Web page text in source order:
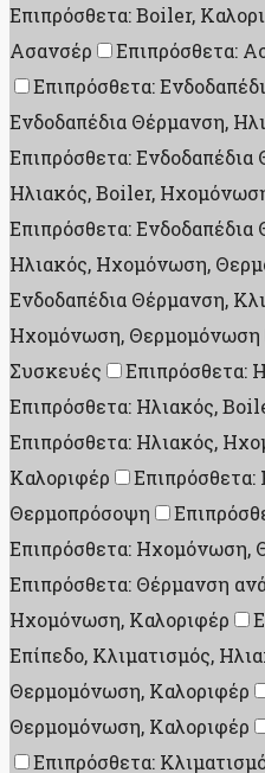
Επιπρόσθετα: Boiler,
Ασανσέρ
Επιπρόσθετα:
Επιπρόσθετα:
Ενδοδαπέδια Θέρμανση,
Επιπρόσθετα:
Ηλιακός, Boiler,
Επιπρόσθετα:
Ηλιακός, Ηχομόνωση,
Ενδοδαπέδια Θέρμανση,
Ηχομόνωση, Θερμομόνωση
Συσκευές
Επιπρόσθετα:
Επιπρόσθετα: Ηλιακός,
Επιπρόσθετα: Ηλιακός,
Καλοριφέρ
Θερμοπρόσοψη
Επιπρόσθετα: Ηχομόνωση,
Επιπρόσθετα: Θέρμανση
Ηχομόνωση, Καλοριφέρ
Επίπεδο, Κλιματισμός,
Θερμομόνωση, Καλοριφέρ
Θερμομόνωση, Καλοριφέρ
Επιπρόσθετα: